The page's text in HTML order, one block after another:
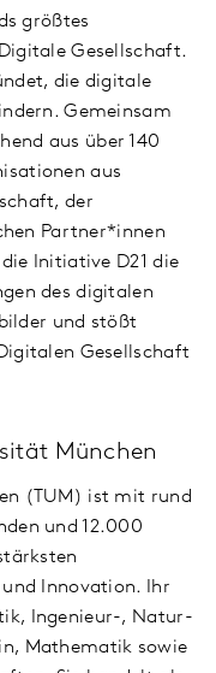
größtes
Gesellschaft.
die digitale
Gemeinsam
aus über 140
aus
der
Partner*innen
Initiative D21 die
des digitalen
und stößt
Gesellschaft
München
(TUM) ist mit rund
und 12.000
Innovation. Ihr
Ingenieur-, Natur-
Mathematik sowie